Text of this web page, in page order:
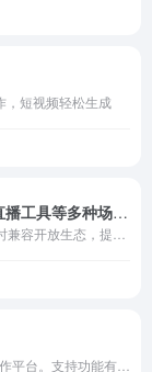
，短视频轻松生成
即创 – 提供视频创作、图文生成、直播工具等多种场景服务